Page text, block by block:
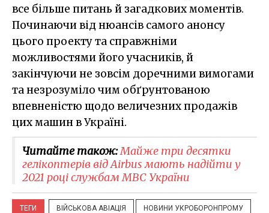
все більше питань й загадкових моментів.
Починаючи від нюансів самого анонсу
цього проекту та справжніми
можливостями його учасників, й
закінчуючи не зовсім доречними вимогами
та незрозуміло чим обґрунтованою
впевненістю щодо величезних продажів
цих машин в Україні.
Читайте також:Майже три десятки
гелікоптерів від Airbus мають надійти у
2021 році службам МВС України
ТЕГИ ВІЙСЬКОВА АВІАЦІЯ НОВИНИ УКРОБОРОНПРОМУ